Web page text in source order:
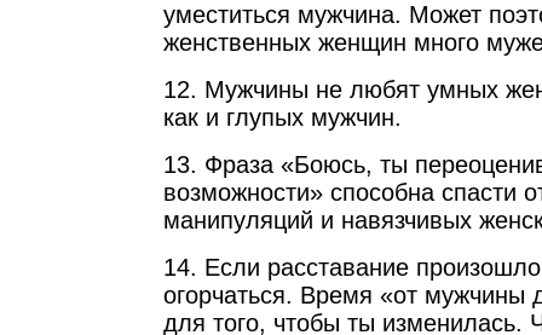
уместиться мужчина. Может
женственных женщин много
12. Мужчины не любят умных
как и глупых мужчин.
13. Фраза «Боюсь, ты
возможности» способна спасти
манипуляций и навязчивых
14. Если расставание
огорчаться. Время «от мужчины
для того, чтобы ты изменилась.